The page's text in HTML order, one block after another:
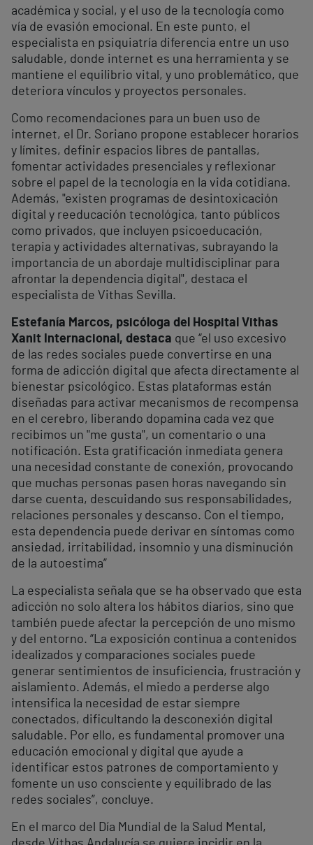
académica y social, y el uso de la tecnología como
vía de evasión emocional. En este punto, el
especialista en psiquiatría diferencia entre un uso
saludable, donde internet es una herramienta y se
mantiene el equilibrio vital, y uno problemático, que
deteriora vínculos y proyectos personales.
Como recomendaciones para un buen uso de
internet, el Dr. Soriano propone establecer horarios
y límites, definir espacios libres de pantallas,
fomentar actividades presenciales y reflexionar
sobre el papel de la tecnología en la vida cotidiana.
Además, "existen programas de desintoxicación
digital y reeducación tecnológica, tanto públicos
como privados, que incluyen psicoeducación,
terapia y actividades alternativas, subrayando la
importancia de un abordaje multidisciplinar para
afrontar la dependencia digital", destaca el
especialista de Vithas Sevilla.
Estefanía Marcos, psicóloga del Hospital Vithas
Xanit Internacional, destaca que “el uso excesivo
de las redes sociales puede convertirse en una
forma de adicción digital que afecta directamente al
bienestar psicológico. Estas plataformas están
diseñadas para activar mecanismos de recompensa
en el cerebro, liberando dopamina cada vez que
recibimos un "me gusta", un comentario o una
notificación. Esta gratificación inmediata genera
una necesidad constante de conexión, provocando
que muchas personas pasen horas navegando sin
darse cuenta, descuidando sus responsabilidades,
relaciones personales y descanso. Con el tiempo,
esta dependencia puede derivar en síntomas como
ansiedad, irritabilidad, insomnio y una disminución
de la autoestima”
La especialista señala que se ha observado que esta
adicción no solo altera los hábitos diarios, sino que
también puede afectar la percepción de uno mismo
y del entorno. “La exposición continua a contenidos
idealizados y comparaciones sociales puede
generar sentimientos de insuficiencia, frustración y
aislamiento. Además, el miedo a perderse algo
intensifica la necesidad de estar siempre
conectados, dificultando la desconexión digital
saludable. Por ello, es fundamental promover una
educación emocional y digital que ayude a
identificar estos patrones de comportamiento y
fomente un uso consciente y equilibrado de las
redes sociales”, concluye.
En el marco del Día Mundial de la Salud Mental,